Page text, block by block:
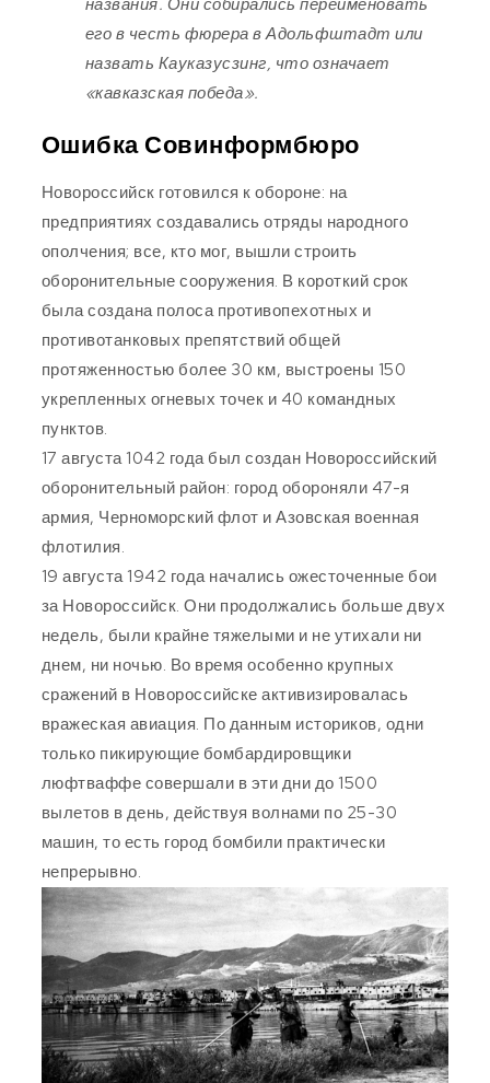
его в честь фюрера в Адольфштадт или
назвать Кауказусзинг, что означает
«кавказская победа».
Ошибка Совинформбюро
Новороссийск готовился к обороне: на
предприятиях создавались отряды народного
ополчения; все, кто мог, вышли строить
оборонительные сооружения. В короткий срок
была создана полоса противопехотных и
противотанковых препятствий общей
протяженностью более 30 км, выстроены 150
укрепленных огневых точек и 40 командных
пунктов.
17 августа 1042 года был создан Новороссийский
оборонительный район: город обороняли 47-я
армия, Черноморский флот и Азовская военная
флотилия.
19 августа 1942 года начались ожесточенные бои
за Новороссийск. Они продолжались больше двух
недель, были крайне тяжелыми и не утихали ни
днем, ни ночью. Во время особенно крупных
сражений в Новороссийске активизировалась
вражеская авиация. По данным историков, одни
только пикирующие бомбардировщики
люфтваффе совершали в эти дни до 1500
вылетов в день, действуя волнами по 25-30
машин, то есть город бомбили практически
непрерывно.